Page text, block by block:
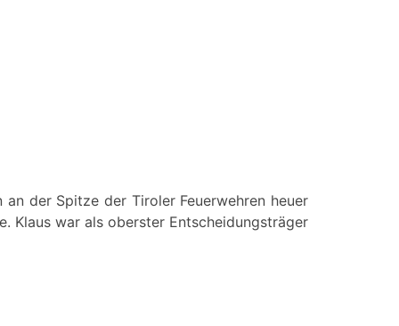
der Spitze der Tiroler Feuerwehren heuer
Klaus war als oberster Entscheidungsträger